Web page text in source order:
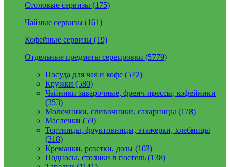
Столовые сервизы (175)
Чайные сервизы (161)
Кофейные сервизы (19)
Отдельные предметы сервировки (5779)
Посуда для чая и кофе (572)
Кружки (580)
Чайники заварочные, френч-прессы, кофейники
(353)
Молочники, сливочники, сахарницы (178)
Масленки (59)
Тортницы, фруктовницы, этажерки, хлебницы
(318)
Креманки, розетки, дозы (103)
Подносы, столики в постель (138)